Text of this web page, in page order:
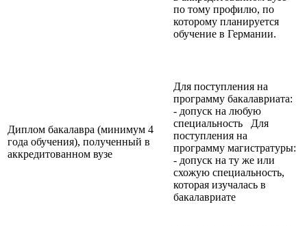
по тому профилю, по
которому планируется
обучение в Германии.
Диплом бакалавра (минимум 4
года обучения), полученный в
аккредитованном вузе
Для поступления на
программу бакалавриата:
- допуск на любую
специальность Для
поступления на
программу магистратуры:
- допуск на ту же или
схожую специальность,
которая изучалась в
бакалавриате